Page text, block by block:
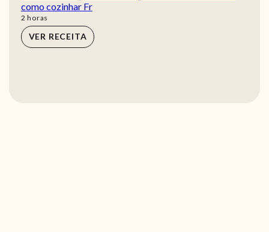
como cozinhar Fr
2 horas
horas
VER RECEITA